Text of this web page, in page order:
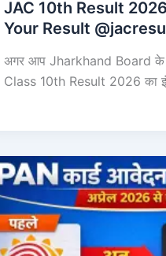
JAC 10th Result
Your Result
अगर आप Jharkhand Board
Class 10th Result 2026 का